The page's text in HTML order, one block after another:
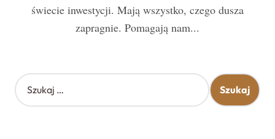
świecie inwestycji. Mają wszystko, czego dusza
zapragnie. Pomagają nam...
S
z